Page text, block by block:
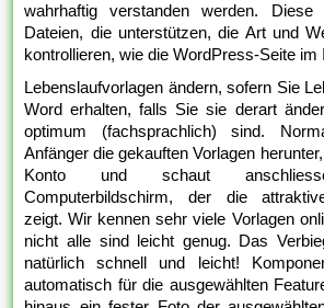
wahrhaftig verstanden werden.
Dateien, die unterstützen, die Art und
kontrollieren, wie die WordPress-Seite im
Lebenslaufvorlagen ändern, sofern Sie
Word erhalten, falls Sie sie derart
optimum (fachsprachlich) sind.
Anfänger die gekauften Vorlagen
Konto und schaut
Computerbildschirm, der die
zeigt. Wir kennen sehr viele Vorlagen
nicht alle sind leicht genug. Das
natürlich schnell und leicht!
automatisch für die ausgewählten